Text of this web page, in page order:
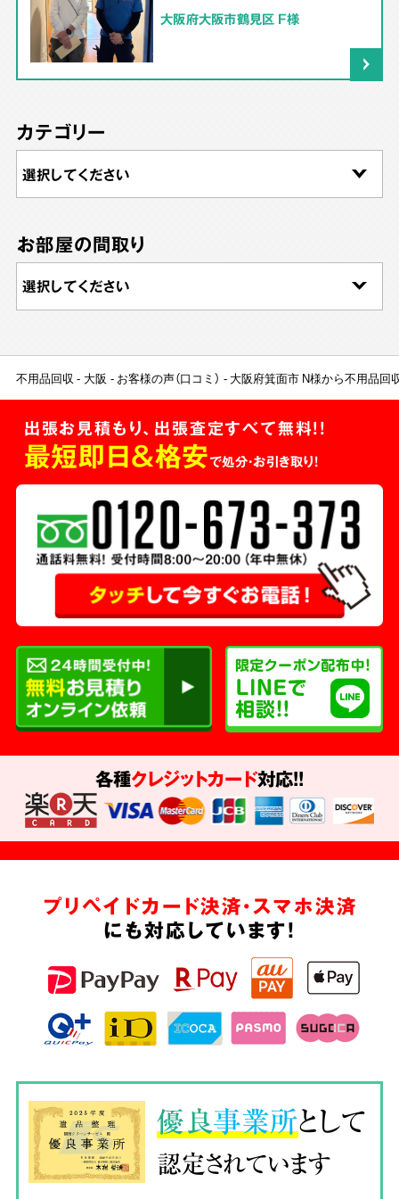
大阪府大阪市鶴見区 F様
カテゴリー
お部屋の間取り
不用品回収 大阪 お客様の声（口コミ） 大阪府箕面市 N様から不用品回
出張お見積もり、出張査定すべて無料!!
最短即日＆格安で処分・お引き取り！
各種クレジットカード対応!!
プリペイドカード決済・スマホ決済
にも対応しています!
優良事業所として
認定されています